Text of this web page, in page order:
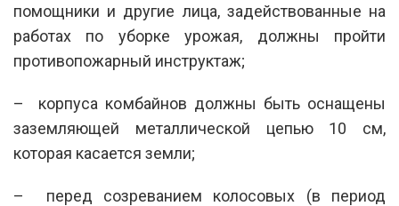
помощники и другие лица, задействованные на
работах по уборке урожая, должны пройти
противопожарный инструктаж;
– корпуса комбайнов должны быть оснащены
заземляющей металлической цепью 10 см,
которая касается земли;
– перед созреванием колосовых (в период